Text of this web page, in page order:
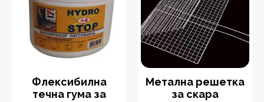
Флексибилна
течна гума за
Метална решетка
за скара